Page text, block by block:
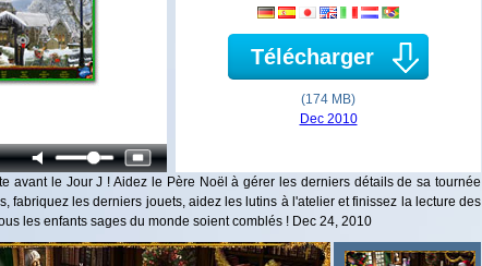
Télécharger
(174 MB)
Dec 2010
avant le Jour J ! Aidez le Père Noël à gérer les derniers détails de sa tournée
fabriquez les derniers jouets, aidez les lutins à l'atelier et finissez la lecture des
les enfants sages du monde soient comblés ! Dec 24, 2010